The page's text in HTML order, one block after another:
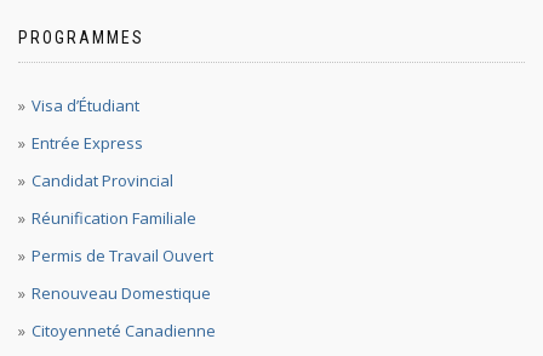
PROGRAMMES
Visa d’Étudiant
Entrée Express
Candidat Provincial
Réunification Familiale
Permis de Travail Ouvert
Renouveau Domestique
Citoyenneté Canadienne